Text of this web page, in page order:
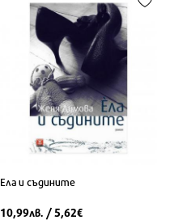
Ела и съдините
10,99лв. / 5,62€